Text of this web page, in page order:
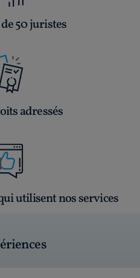
50 juristes
adressés
utilisent nos services